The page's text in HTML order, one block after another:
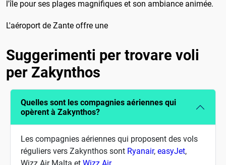
l'île pour ses plages magnifiques et son ambiance animée.
L'aéroport de Zante offre une
Suggerimenti per trovare voli
per Zakynthos
Quelles sont les compagnies aériennes qui
opèrent à Zakynthos?
Les compagnies aériennes qui proposent des vols
réguliers vers Zakynthos sont Ryanair, easyJet,